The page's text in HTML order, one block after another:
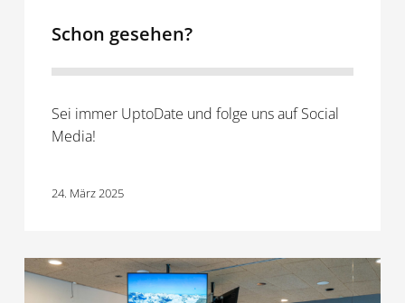
Schon gesehen?
Sei immer UptoDate und folge uns auf Social
Media!
24. März 2025
Neues
Projekt: